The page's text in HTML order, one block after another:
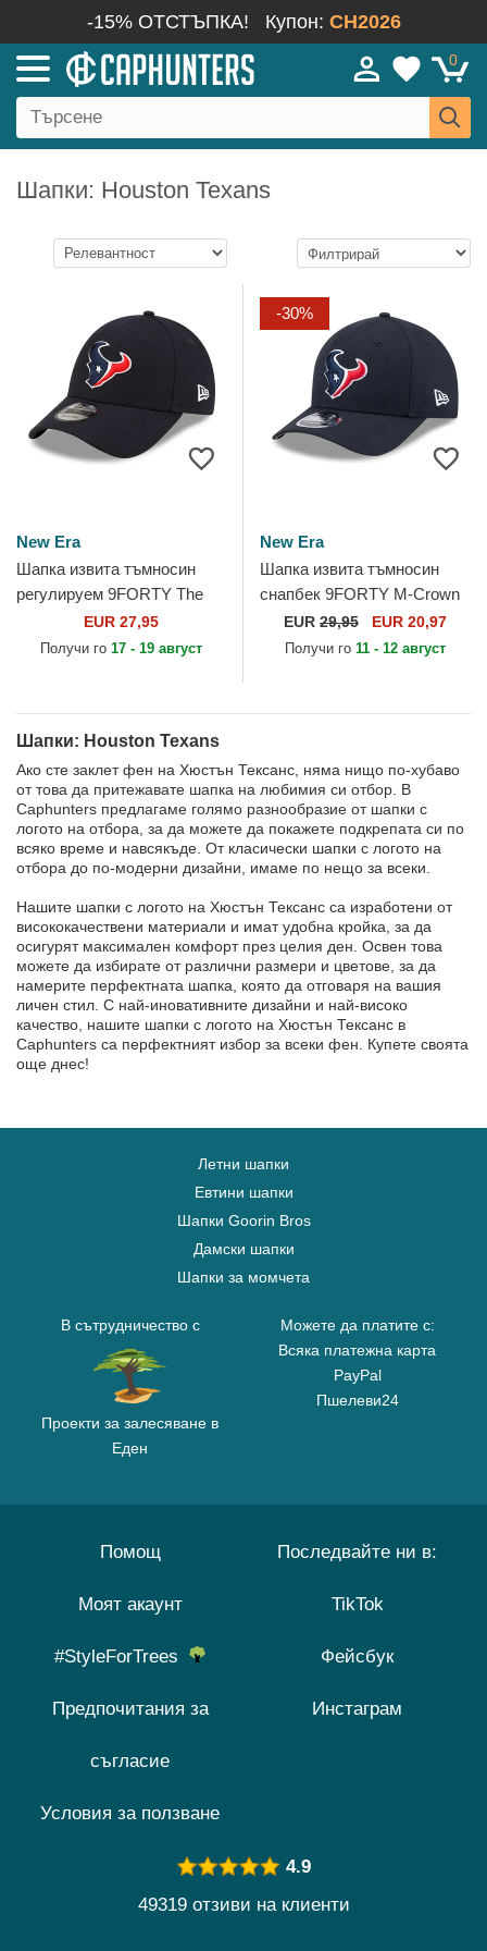
-15% ОТСТЪПКА! Купон: CH2026
0
Шапки: Houston Texans
New Era
Шапка извита тъмносин
регулируем 9FORTY The
League на Houston Texans
NFL от New Era
EUR 27,95
Получи го 17 - 19 август
-30%
New Era
Шапка извита тъмносин
снапбек 9FORTY M-Crown
Team на Houston Texans
NFL от New Era
EUR 29,95 EUR 20,97
Получи го 11 - 12 август
Шапки: Houston Texans
Ако сте заклет фен на Хюстън Тексанс, няма нищо по-хубаво
от това да притежавате шапка на любимия си отбор. В
Caphunters предлагаме голямо разнообразие от шапки с
логото на отбора, за да можете да покажете подкрепата си по
всяко време и навсякъде. От класически шапки с логото на
отбора до по-модерни дизайни, имаме по нещо за всеки.
Нашите шапки с логото на Хюстън Тексанс са изработени от
висококачествени материали и имат удобна кройка, за да
осигурят максимален комфорт през целия ден. Освен това
можете да избирате от различни размери и цветове, за да
намерите перфектната шапка, която да отговаря на вашия
личен стил. С най-иновативните дизайни и най-високо
качество, нашите шапки с логото на Хюстън Тексанс в
Caphunters са перфектният избор за всеки фен. Купете своята
още днес!
Летни шапки
Евтини шапки
Шапки Goorin Bros
Дамски шапки
Шапки за момчета
В сътрудничество с
Проекти за залесяване в
Еден
Можете да платите с:
Всяка платежна карта
PayPal
Пшелеви24
Помощ
Моят акаунт
#StyleForTrees
Предпочитания за
съгласие
Условия за ползване
Последвайте ни в:
TikTok
Фейсбук
Инстаграм
4.9
49319 отзиви на клиенти